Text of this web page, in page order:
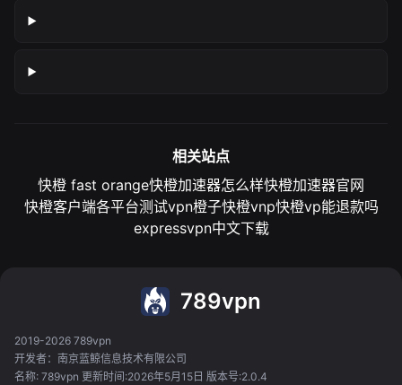
相关站点
快橙 fast orange快橙加速器怎么样快橙加速器官网
快橙客户端各平台测试vpn橙子快橙vnp快橙vp能退款吗
expressvpn中文下载
789vpn
2019-2026 789vpn
开发者：南京蓝鲸信息技术有限公司
名称: 789vpn 更新时间:2026年5月15日 版本号:2.0.4